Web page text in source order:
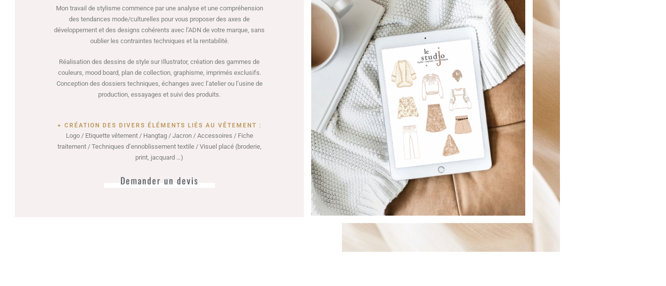
Mon travail de stylisme commence par une analyse et une compréhension
des tendances mode/culturelles pour vous proposer des axes de
développement et des designs cohérents avec l’ADN de votre marque, sans
oublier les contraintes techniques et la rentabilité.
Réalisation des dessins de style sur Illustrator, création des gammes de
couleurs, mood board, plan de collection, graphisme, imprimés exclusifs.
Conception des dossiers techniques, échanges avec l’atelier ou l’usine de
production, essayages et suivi des produits.
+ CRÉATION DES DIVERS ÉLÉMENTS LIÉS AU VÊTEMENT :
Logo / Etiquette vêtement / Hangtag / Jacron / Accessoires / Fiche
traitement / Techniques d’ennoblissement textile / Visuel placé (broderie,
print, jacquard …)
Demander un devis